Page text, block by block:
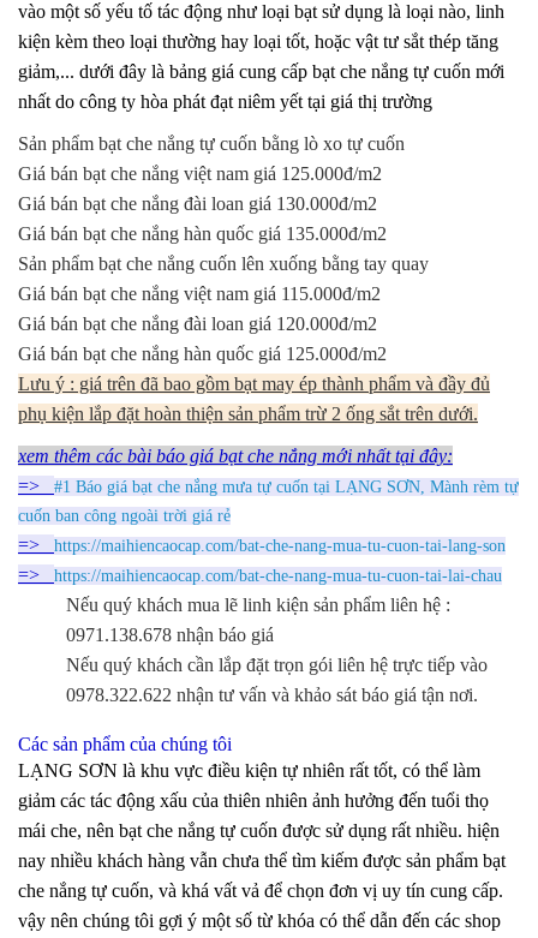
vào một số yếu tố tác động như loại bạt sử dụng là loại nào, linh
kiện kèm theo loại thường hay loại tốt, hoặc vật tư sắt thép tăng
giảm,... dưới đây là bảng giá cung cấp bạt che nắng tự cuốn mới
nhất do công ty hòa phát đạt niêm yết tại giá thị trường
Sản phẩm bạt che nắng tự cuốn bằng lò xo tự cuốn
Giá bán bạt che nắng việt nam giá 125.000đ/m2
Giá bán bạt che nắng đài loan giá 130.000đ/m2
Giá bán bạt che nắng hàn quốc giá 135.000đ/m2
Sản phẩm bạt che nắng cuốn lên xuống bằng tay quay
Giá bán bạt che nắng việt nam giá 115.000đ/m2
Giá bán bạt che nắng đài loan giá 120.000đ/m2
Giá bán bạt che nắng hàn quốc giá 125.000đ/m2
Lưu ý : giá trên đã bao gồm bạt may ép thành phẩm và đầy đủ
phụ kiện lắp đặt hoàn thiện sản phẩm trừ 2 ống sắt trên dưới.
xem thêm các bài báo giá bạt che nắng mới nhất tại đây:
=> #1 Báo giá bạt che nắng mưa tự cuốn tại LẠNG SƠN, Mành rèm tự
cuốn ban công ngoài trời giá rẻ
=> https://maihiencaocap.com/bat-che-nang-mua-tu-cuon-tai-lang-son
=> https://maihiencaocap.com/bat-che-nang-mua-tu-cuon-tai-lai-chau
Nếu quý khách mua lẽ linh kiện sản phẩm liên hệ :
0971.138.678 nhận báo giá
Nếu quý khách cần lắp đặt trọn gói liên hệ trực tiếp vào
0978.322.622 nhận tư vấn và khảo sát báo giá tận nơi.
Các sản phẩm của chúng tôi
LẠNG SƠN là khu vực điều kiện tự nhiên rất tốt, có thể làm
giảm các tác động xấu của thiên nhiên ảnh hưởng đến tuổi thọ
mái che, nên bạt che nắng tự cuốn được sử dụng rất nhiều. hiện
nay nhiều khách hàng vẫn chưa thể tìm kiếm được sản phẩm bạt
che nắng tự cuốn, và khá vất vả để chọn đơn vị uy tín cung cấp.
vậy nên chúng tôi gợi ý một số từ khóa có thể dẫn đến các shop